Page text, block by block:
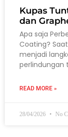
Kupas
dan
Apa saja
Coating?
menjadi
perlindungan
READ MORE »
28/04/2026 No